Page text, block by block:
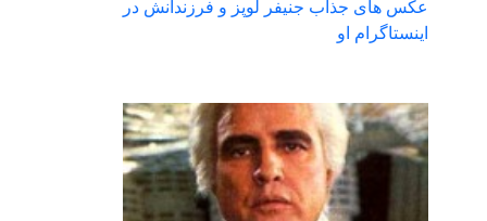
عکس های جذاب جنیفر لوپز و فرزندانش در
اینستاگرام او